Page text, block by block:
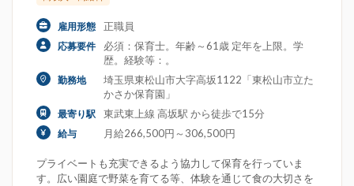
雇用形態 正職員
応募要件
必須：保育士。年齢～61歳 定年を上限。学
歴。経験等：。
勤務地
埼玉県東松山市大字高坂1122「東松山市立た
かさか保育園」
最寄り駅 東武東上線 高坂駅 から徒歩で15分
給与 月給266,500円～306,500円
プライベートも充実できるよう協力して保育を行っていま
す。広い園庭で野菜を育てる等、体験を通じて食の大切さを